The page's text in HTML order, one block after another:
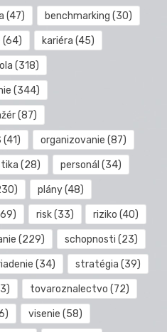
(47) benchmarking (30)
(64) kariéra (45)
(318)
(344)
(87)
(41) organizovanie (87)
(28) personál (34)
plány(48)
risk(33) riziko (40)
(229) schopnosti (23)
(34) stratégia (39)
tovaroznalectvo (72)
visenie (58)